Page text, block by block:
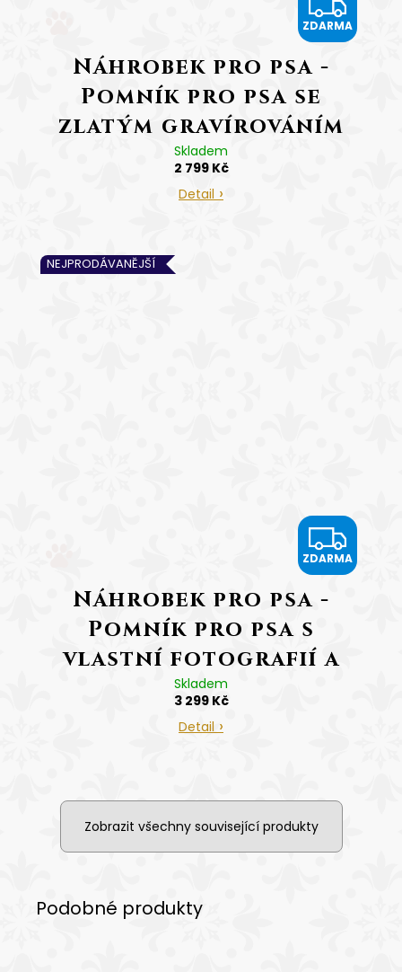
D
ZDARMA
Náhrobek pro psa -
Pomník pro psa se
zlatým gravírováním
Tlapka
cena včetně gravírování
Skladem
2 799 Kč
Detail
NEJPRODÁVANĚJŠÍ
Z
D
ZDARMA
Náhrobek pro psa -
Pomník pro psa s
vlastní fotografií a
zlatým gravírováním
Tlapka
Skladem
3 299 Kč
Detail
Zobrazit všechny související produkty